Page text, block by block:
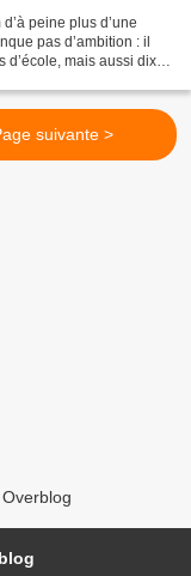
peine plus d’une
pas d’ambition : il
d’école, mais aussi dix
suivante >